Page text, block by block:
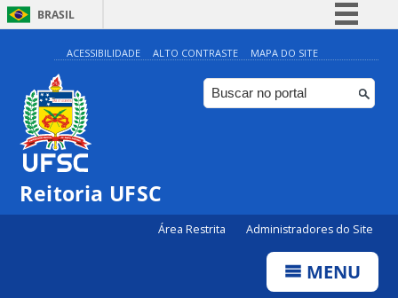
BRASIL
Simplifique!
Comunica BR
Participe
ACESSIBILIDADE ALTO CONTRASTE MAPA DO SITE
Reitoria UFSC
Área Restrita Administradores do Site
MENU